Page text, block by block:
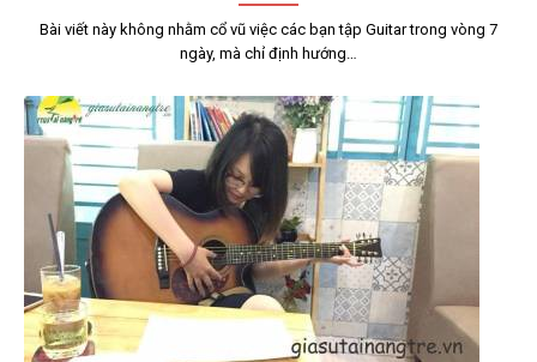
Bài viết này không nhằm cổ vũ việc các bạn tập Guitar trong vòng 7
ngày, mà chỉ định hướng…